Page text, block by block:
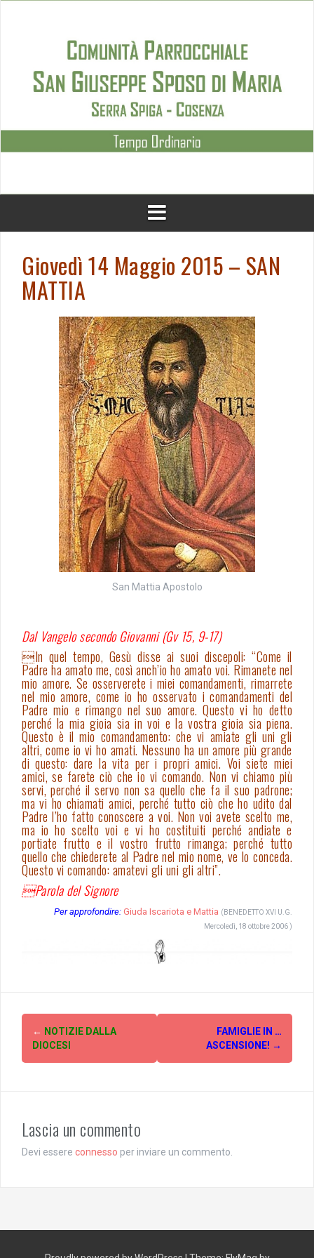
Giovedì 14 Maggio 2015 – SAN
MATTIA
San Mattia Apostolo
Dal Vangelo secondo Giovanni (Gv 15, 9-17)
In quel tempo, Gesù disse ai suoi discepoli: “Come il
Padre ha amato me, così anch’io ho amato voi. Rimanete nel
mio amore. Se osserverete i miei comandamenti, rimarrete
nel mio amore, come io ho osservato i comandamenti del
Padre mio e rimango nel suo amore. Questo vi ho detto
perché la mia gioia sia in voi e la vostra gioia sia piena.
Questo è il mio comandamento: che vi amiate gli uni gli
altri, come io vi ho amati. Nessuno ha un amore più grande
di questo: dare la vita per i propri amici. Voi siete miei
amici, se farete ciò che io vi comando. Non vi chiamo più
servi, perché il servo non sa quello che fa il suo padrone;
ma vi ho chiamati amici, perché tutto ciò che ho udito dal
Padre l’ho fatto conoscere a voi. Non voi avete scelto me,
ma io ho scelto voi e vi ho costituiti perché andiate e
portiate frutto e il vostro frutto rimanga; perché tutto
quello che chiederete al Padre nel mio nome, ve lo conceda.
Questo vi comando: amatevi gli uni gli altri”.
Parola del Signore
Per approfondire: Giuda Iscariota e Mattia (BENEDETTO XVI U.G.
Mercoledì, 18 ottobre 2006 )
Post
navigation
← NOTIZIE DALLA
DIOCESI
FAMIGLIE IN …
ASCENSIONE! →
Lascia un commento
Devi essere connesso per inviare un commento.